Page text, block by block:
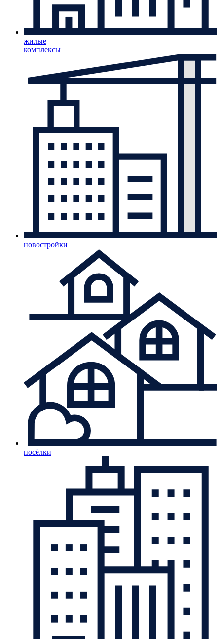
жилые
комплексы
новостройки
посёлки